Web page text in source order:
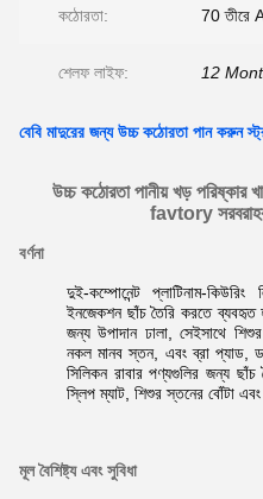
কঠোরতা: 70 তীরে
শেলফ লাইফ: 12
বেবি মাদুরের জন্য উচ্চ কঠোরতা পান করুন
উচ্চ কঠোরতা পানীয় খড় পরিষ্কার
favtory
বর্ণনা
দুই-কম্পোনেন্ট প্লাটিনাম-
ইনজেকশন ছাঁচ তৈরি করতে ব্যবহৃত
জন্য উপাদান ঢালা, সেইসাথে
নকল মানব স্তন, এবং ব্রা প্যাড,
সিলিকন রাবার পণ্যগুলির জন্য ছাঁচ
স্লিপ ম্যাট, শিশুর স্তনের বোঁটা এবং
মূল বৈশিষ্ট্য এবং সুবিধা